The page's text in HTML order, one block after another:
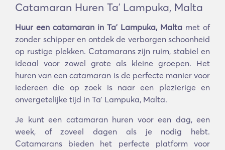
Catamaran Huren Taʼ Lampuka, Malta
Huur een catamaran in Taʼ Lampuka, Malta met of
zonder schipper en ontdek de verborgen schoonheid
op rustige plekken. Catamarans zijn ruim, stabiel en
ideaal voor zowel grote als kleine groepen. Het
huren van een catamaran is de perfecte manier voor
iedereen die op zoek is naar een plezierige en
onvergetelijke tijd in Taʼ Lampuka, Malta.
Je kunt een catamaran huren voor een dag, een
week, of zoveel dagen als je nodig hebt.
Catamarans bieden het perfecte platform voor